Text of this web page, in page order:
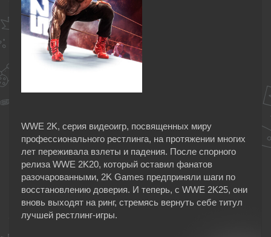
WWE 2K, серия видеоигр, посвященных миру
профессионального рестлинга, на протяжении многих
лет переживала взлеты и падения. После спорного
релиза WWE 2K20, который оставил фанатов
разочарованными, 2K Games предприняли шаги по
восстановлению доверия. И теперь, с WWE 2K25, они
вновь выходят на ринг, стремясь вернуть себе титул
лучшей рестлинг-игры.